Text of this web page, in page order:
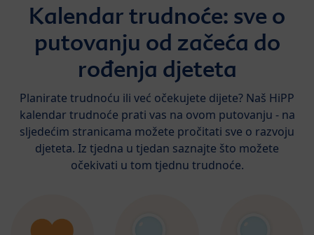
Kalendar trudnoće: sve o
putovanju od začeća do
rođenja djeteta
Planirate trudnoću ili već očekujete dijete? Naš HiPP
kalendar trudnoće prati vas na ovom putovanju - na
sljedećim stranicama možete pročitati sve o razvoju
djeteta. Iz tjedna u tjedan saznajte što možete
očekivati u tom tjednu trudnoće.